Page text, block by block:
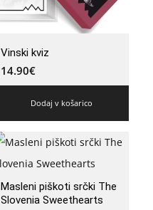
Vinski kviz
14.90€
Dodaj v košarico
Masleni piškoti srčki The
Slovenia Sweethearts